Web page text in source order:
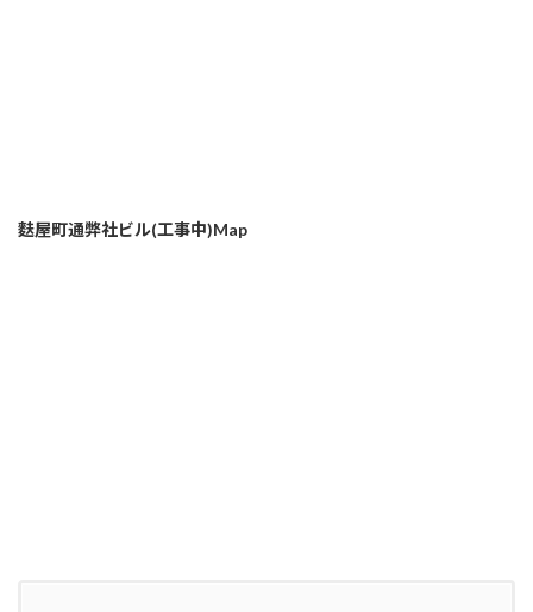
麩屋町通弊社ビル(工事中)Map